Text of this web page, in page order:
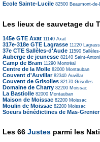
Ecole Sainte-Lucile 82500 Beaumont-
Les lieux de sauvetage du
145e GTE Axat 11140 Axat
317e-318e GTE Lagrasse 11220
37e CTE Sallèles-d'Aude 11590
Auberge de jeunesse 82140 Saint-
Camp de Bram 11290 Montréal
Centre de la Molle 82000 Montauban
Couvent d'Auvillar 82340 Auvillar
Couvent de Grisolles 82170 Grisolles
Domaine de Charry 82200 Moissac
La Bastiolle 82000 Montauban
Maison de Moissac 82200 Moissac
Moulin de Moissac 82200 Moissac
Soeurs bénédictines de Mas-Grenier
Les 66 Justes parmi les